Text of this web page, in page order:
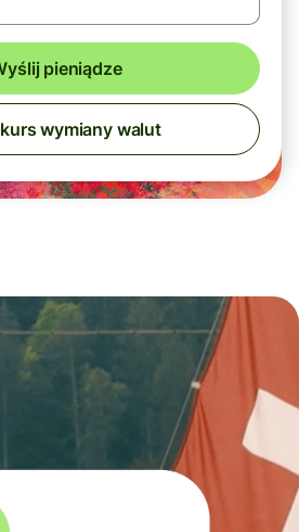
pieniądze
wymiany walut